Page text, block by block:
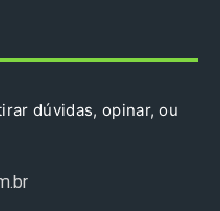
dúvidas, opinar, ou